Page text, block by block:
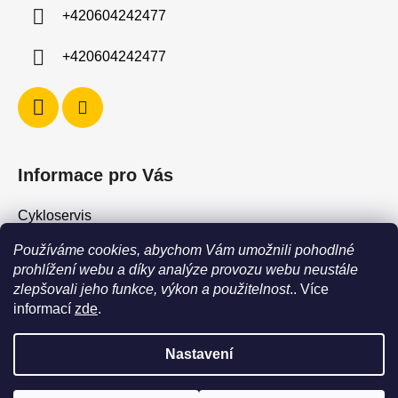
Používáme cookies, abychom Vám umožnili pohodlné
prohlížení webu a díky analýze provozu webu neustále
zlepšovali jeho funkce, výkon a použitelnost.. Více
informací zde.
Nastavení
POZOR - stav zboží SKLADEM neodpovídá stavu na prodejně. Při
objednání zboží s vyzvednutím na prodejně vždy vyčkejte na
+420604242477
+420604242477
Informace pro Vás
Cykloservis
Skiservis
Obchodní podmínky
Podmínky ochrany osobních údajů
Vytvořil Shoptet